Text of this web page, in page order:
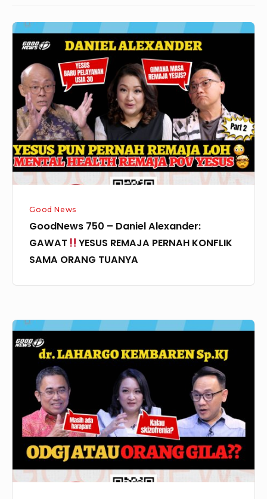
GoodNews
750
Daniel
Alexander:
GAWAT
YESUS
REMAJA
PERNAH
SAMA
ORANG
TUANYA
Good News
GoodNews 750 – Daniel Alexander:
GAWAT
YESUS REMAJA PERNAH KONFLIK
SAMA ORANG TUANYA
GoodNews
692
ODGJ
ORANG
GILA??